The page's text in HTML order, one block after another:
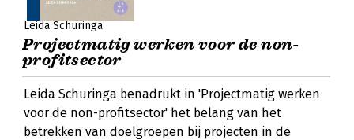
Leida Schuringa
Projectmatig werken voor de non-
profitsector
Leida Schuringa benadrukt in 'Projectmatig werken
voor de non-profitsector' het belang van het
betrekken van doelgroepen bij projecten in de